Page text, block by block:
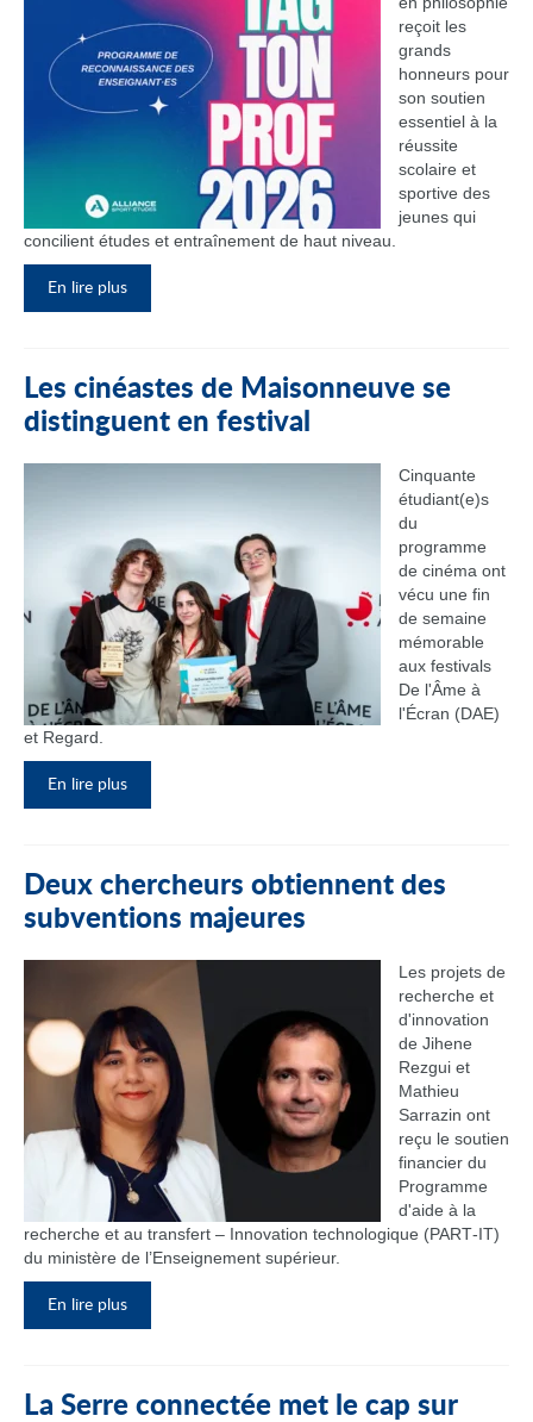
reçoit les
grands
honneurs pour
son soutien
essentiel à la
réussite
scolaire et
sportive des
jeunes qui
concilient études et entraînement de haut niveau.
En lire plus
Les cinéastes de Maisonneuve se
distinguent en festival
Cinquante
étudiant(e)s
du
programme
de cinéma ont
vécu une fin
de semaine
mémorable
aux festivals
De l'Âme à
l'Écran (DAE)
et Regard.
En lire plus
Deux chercheurs obtiennent des
subventions majeures
Les projets de
recherche et
d'innovation
de Jihene
Rezgui et
Mathieu
Sarrazin ont
reçu le soutien
financier du
Programme
d'aide à la
recherche et au transfert – Innovation technologique (PART‑IT)
du ministère de l’Enseignement supérieur.
En lire plus
La Serre connectée met le cap sur